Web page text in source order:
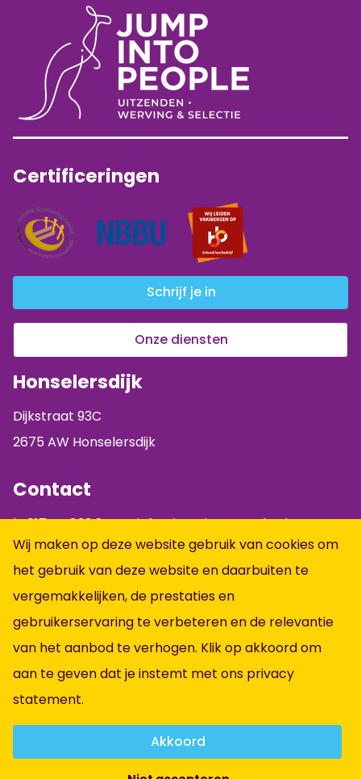
Certificeringen
Schrijf je in
Onze diensten
Honselersdijk
Dijkstraat 93C
2675 AW Honselersdijk
Contact
0174 - 833 844
info@jumpintopeople.nl
Facebook
Instagram
LinkedIn
Informatie
Alle vacatures
Vacatures per vakgebied
Contact
Wij maken op deze website gebruik van cookies om
het gebruik van deze website en daarbuiten te
vergemakkelijken, de prestaties en
gebruikerservaring te verbeteren en de relevantie
van het aanbod te verhogen. Klik op akkoord om
aan te geven dat je instemt met ons privacy
statement.
Akkoord